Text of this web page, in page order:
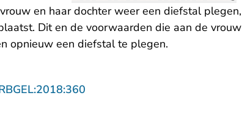
en haar dochter weer een diefstal
Dit en de voorwaarden die aan de
opnieuw een diefstal te plegen.